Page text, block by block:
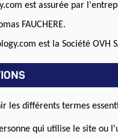
est assurée par
FAUCHERE.
est la Société OVH
les différents termes
qui utilise le site ou